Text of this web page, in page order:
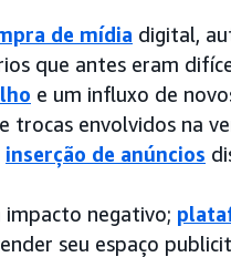
de mídia digital,
que antes eram
e um influxo de
envolvidos na
inserção de anúncios
impacto negativo;
seu espaço